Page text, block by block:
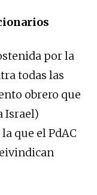
por la
todas las
obrero que
Israel)
que el PdAC